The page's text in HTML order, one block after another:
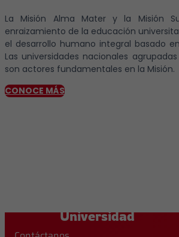
La Misión Alma Mater y la Misión
enraizamiento de la educación
el desarrollo humano integral basado
Las universidades nacionales
son actores fundamentales en la Misión.
CONOCE MÁS
Universidad